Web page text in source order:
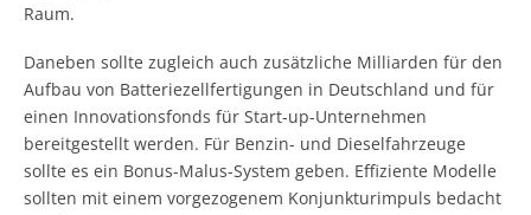
Raum.
Daneben sollte zugleich auch zusätzliche Milliarden für den
Aufbau von Batteriezellfertigungen in Deutschland und für
einen Innovationsfonds für Start-up-Unternehmen
bereitgestellt werden. Für Benzin- und Dieselfahrzeuge
sollte es ein Bonus-Malus-System geben. Effiziente Modelle
sollten mit einem vorgezogenem Konjunkturimpuls bedacht